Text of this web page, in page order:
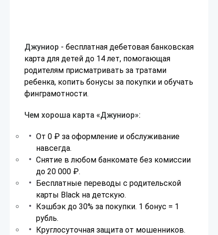
Джуниор - бесплатная дебетовая банковская
карта для детей до 14 лет, помогающая
родителям присматривать за тратами
ребенка, копить бонусы за покупки и обучать
финграмотности.
Чем хороша карта «Джуниор»:
От 0 ₽ за оформление и обслуживание
навсегда.
Снятие в любом банкомате без комиссии
до 20 000 ₽.
Бесплатные переводы с родительской
карты Black на детскую.
Кэшбэк до 30% за покупки. 1 бонус = 1
рубль.
Круглосуточная защита от мошенников.